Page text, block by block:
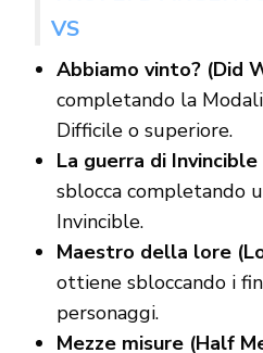
VS
Abbiamo vinto? (Did
completando la
Difficile o superiore.
La guerra di
sblocca completando
Invincible.
Maestro della lore
ottiene sbloccando i
personaggi.
Mezze misure (Half